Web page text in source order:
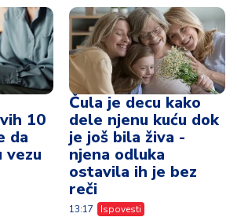
10
da
vezu
Čula je decu kako
dele njenu kuću dok
je još bila živa -
njena odluka
ostavila ih je bez
reči
13:17 Ispovesti